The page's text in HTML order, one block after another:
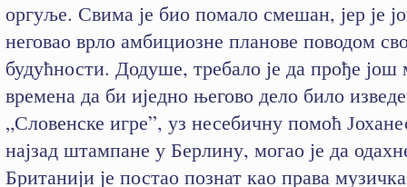
оргуље. Свима је био помало смешан, јер је
неговао врло амбициозне планове поводом
будућности. Додуше, требало је да прође још
времена да би иједно његово дело било
„Словенске игре”, уз несебичну помоћ
најзад штампане у Берлину, могао је да
Британији је постао познат као права